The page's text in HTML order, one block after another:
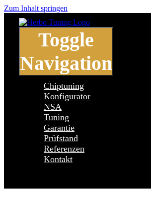
Zum Inhalt springen
Toggle
Navigation
Chiptuning
Konfigurator
NSA
Tuning
Garantie
Prüfstand
Referenzen
Kontakt